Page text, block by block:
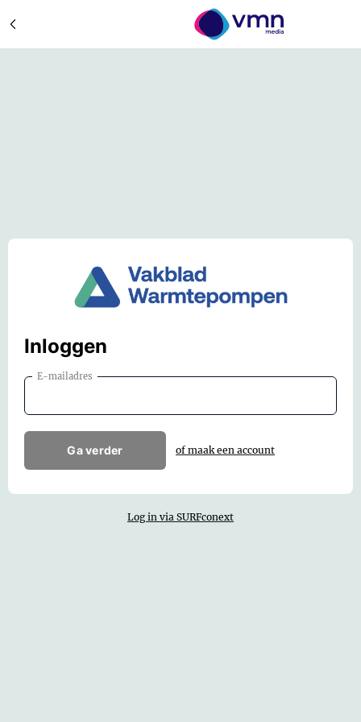
Inloggen
E-mailadres
Ga verder of maak een account
Log in via SURFconext